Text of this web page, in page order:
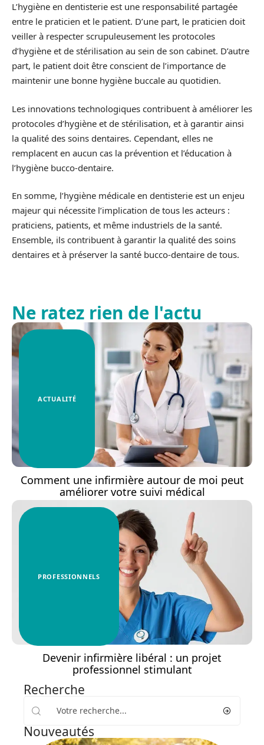
L’hygiène en dentisterie est une responsabilité partagée
entre le praticien et le patient. D’une part, le praticien doit
veiller à respecter scrupuleusement les protocoles
d’hygiène et de stérilisation au sein de son cabinet. D’autre
part, le patient doit être conscient de l’importance de
maintenir une bonne hygiène buccale au quotidien.
Les innovations technologiques contribuent à améliorer les
protocoles d’hygiène et de stérilisation, et à garantir ainsi
la qualité des soins dentaires. Cependant, elles ne
remplacent en aucun cas la prévention et l’éducation à
l’hygiène bucco-dentaire.
En somme, l’hygiène médicale en dentisterie est un enjeu
majeur qui nécessite l’implication de tous les acteurs :
praticiens, patients, et même industriels de la santé.
Ensemble, ils contribuent à garantir la qualité des soins
dentaires et à préserver la santé bucco-dentaire de tous.
Ne ratez rien de l'actu
ACTUALITÉ
Comment une infirmière autour de moi peut
améliorer votre suivi médical
PROFESSIONNELS
Devenir infirmière libéral : un projet
professionnel stimulant
Recherche
Nouveautés